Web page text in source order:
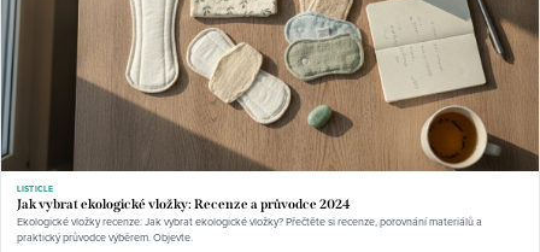
LISTICLE
Jak vybrat ekologické vložky: Recenze a průvodce 2024
Ekologické vložky recenze: Jak vybrat ekologické vložky? Přečtěte si recenze, porovnání materiálů a
praktický průvodce výběrem. Objevte.